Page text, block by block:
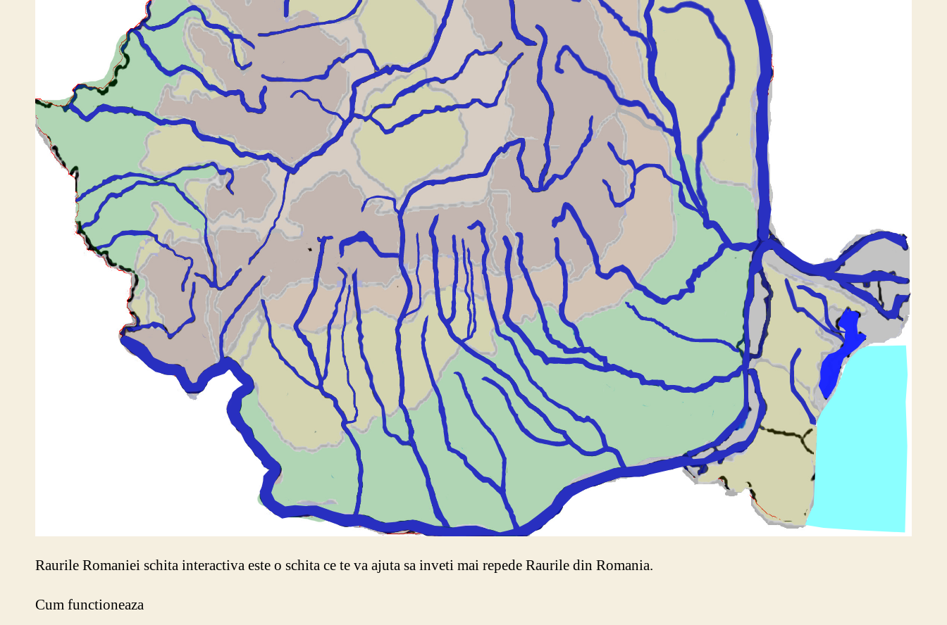
Raurile Romaniei schita interactiva este o schita ce te va ajuta sa inveti mai repede Raurile din Romania.
Cum functioneaza